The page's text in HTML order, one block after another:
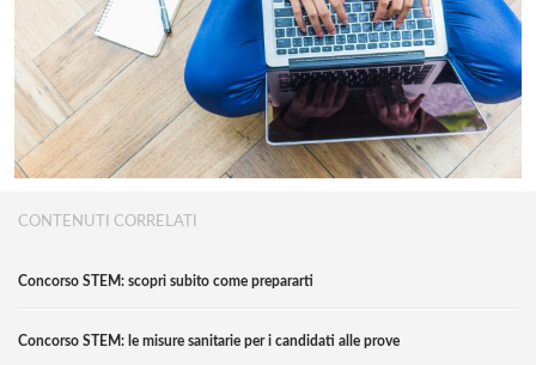
CONTENUTI CORRELATI
Concorso STEM: scopri subito come prepararti
Concorso STEM: le misure sanitarie per i candidati alle prove